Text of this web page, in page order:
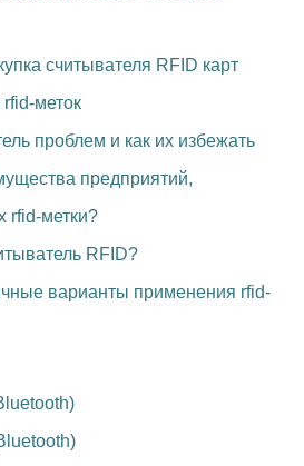
считывателя RFID карт
rfid-меток
проблем и как их избежать
предприятий,
rfid-метки?
RFID?
варианты применения rfid-